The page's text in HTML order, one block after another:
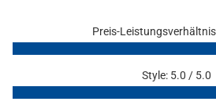
Preis-
Style: 5.0 / 5.0